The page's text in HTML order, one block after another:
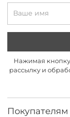
Покупателям
Нажимая кнопку
рассылку и